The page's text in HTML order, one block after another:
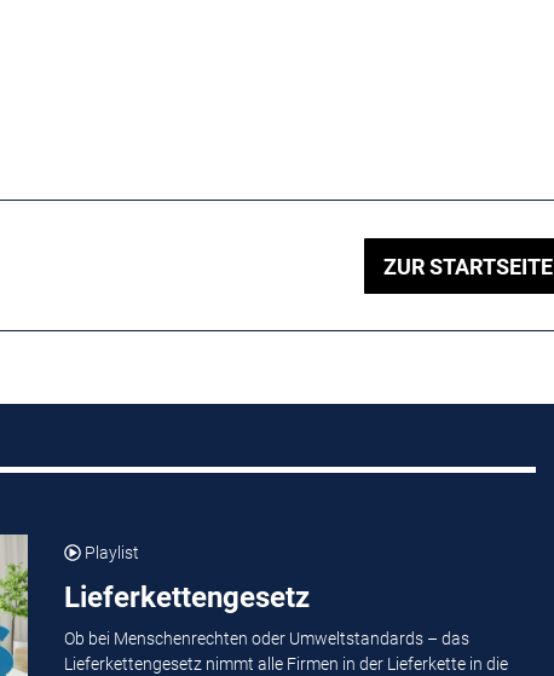
ZUR STARTSEITE
Playlist
Lieferkettengesetz
Ob bei Menschenrechten oder Umweltstandards – das
Lieferkettengesetz nimmt alle Firmen in der Lieferkette in die